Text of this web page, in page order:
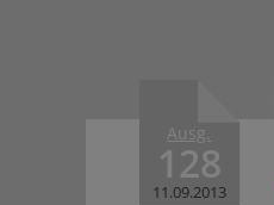
Ausg.
128
11.09.2013